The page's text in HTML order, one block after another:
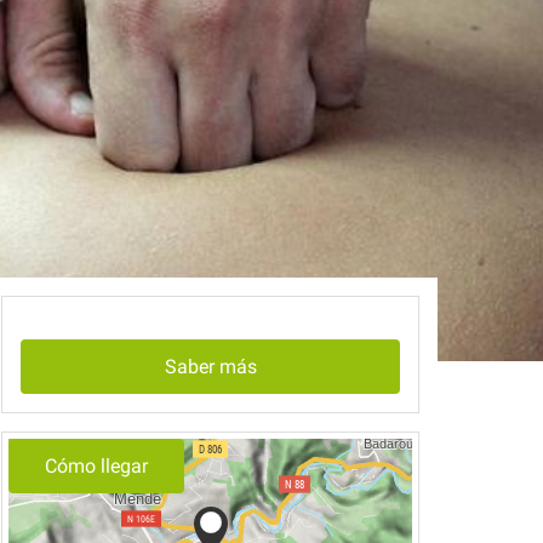
Saber más
Cómo llegar